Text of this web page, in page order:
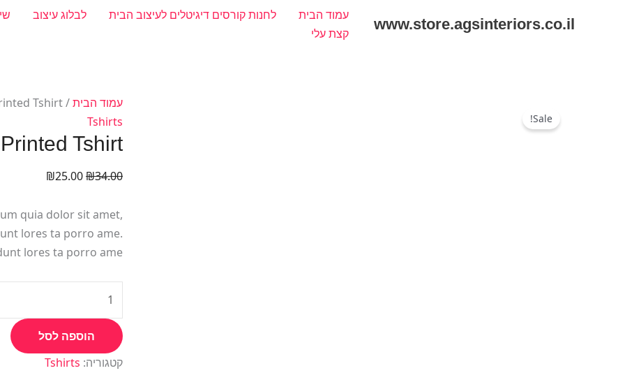
www.store.agsinteriors.co.il
עמוד הבית לחנות קורסים דיגיטלים לעיצוב הבית לבלוג עיצוב
קצת עלי
Sale!
עמוד הבית/
Tshirt
Tshirts
Tshirt
₪34.00
המחיר
היה:
₪25.00
המחיר
הוא:
quia dolor sit amet,
lores ta porro ame.
lores ta porro ame.
כמות
של
Dark
Printed
הוספה לסל
קטגוריה: Tshirts